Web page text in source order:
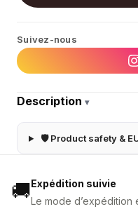
Suivez-nous
Description ▾
🛡 Product safety &
🚚Expédition suivie
Le mode d’expédition